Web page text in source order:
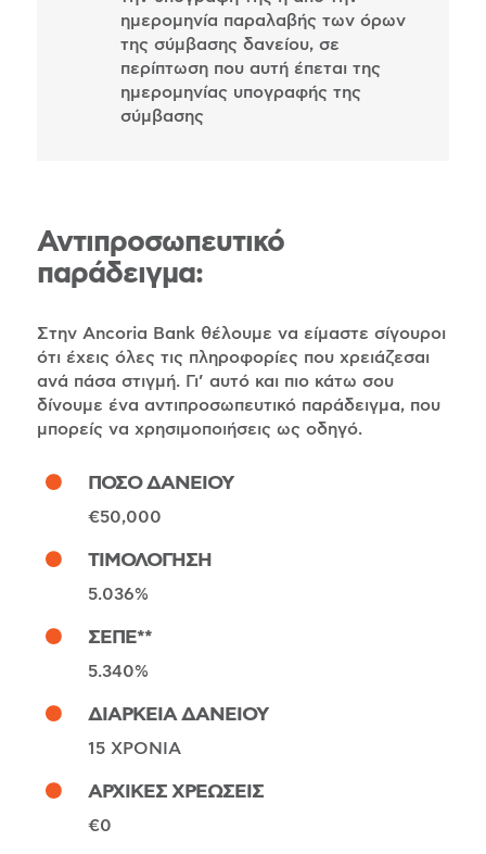
ημερομηνία παραλαβής των όρων
της σύμβασης δανείου, σε
περίπτωση που αυτή έπεται της
ημερομηνίας υπογραφής της
σύμβασης
Αντιπροσωπευτικό
παράδειγμα:
Στην Ancoria Bank θέλουμε να είμαστε σίγουροι
ότι έχεις όλες τις πληροφορίες που χρειάζεσαι
ανά πάσα στιγμή. Γι’ αυτό και πιο κάτω σου
δίνουμε ένα αντιπροσωπευτικό παράδειγμα, που
μπορείς να χρησιμοποιήσεις ως οδηγό.
ΠΟΣΟ ΔΑΝΕΙΟΥ
€50,000
ΤΙΜΟΛΟΓΗΣΗ
5.036%
ΣΕΠΕ**
5.340%
ΔΙΑΡΚΕΙΑ ΔΑΝΕΙΟΥ
15 ΧΡΟΝΙΑ
ΑΡΧΙΚΕΣ ΧΡΕΩΣΕΙΣ
€0